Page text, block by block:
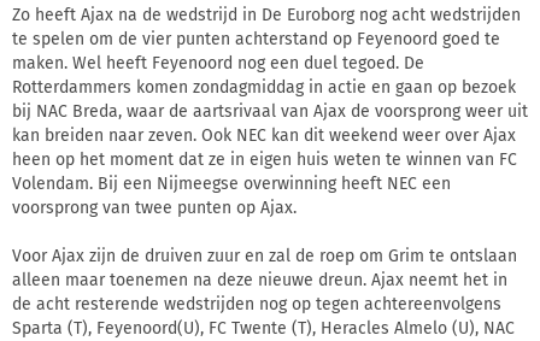
Zo heeft Ajax na de wedstrijd in De Euroborg nog acht wedstrijden
te spelen om de vier punten achterstand op Feyenoord goed te
maken. Wel heeft Feyenoord nog een duel tegoed. De
Rotterdammers komen zondagmiddag in actie en gaan op bezoek
bij NAC Breda, waar de aartsrivaal van Ajax de voorsprong weer uit
kan breiden naar zeven. Ook NEC kan dit weekend weer over Ajax
heen op het moment dat ze in eigen huis weten te winnen van FC
Volendam. Bij een Nijmeegse overwinning heeft NEC een
voorsprong van twee punten op Ajax.
Voor Ajax zijn de druiven zuur en zal de roep om Grim te ontslaan
alleen maar toenemen na deze nieuwe dreun. Ajax neemt het in
de acht resterende wedstrijden nog op tegen achtereenvolgens
Sparta (T), Feyenoord(U), FC Twente (T), Heracles Almelo (U), NAC